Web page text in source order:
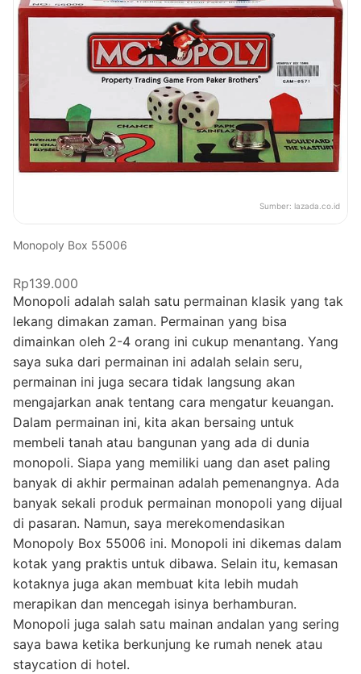
Sumber: lazada.co.id
Monopoly Box 55006
Rp139.000
Monopoli adalah salah satu permainan klasik yang tak
lekang dimakan zaman. Permainan yang bisa
dimainkan oleh 2-4 orang ini cukup menantang. Yang
saya suka dari permainan ini adalah selain seru,
permainan ini juga secara tidak langsung akan
mengajarkan anak tentang cara mengatur keuangan.
Dalam permainan ini, kita akan bersaing untuk
membeli tanah atau bangunan yang ada di dunia
monopoli. Siapa yang memiliki uang dan aset paling
banyak di akhir permainan adalah pemenangnya. Ada
banyak sekali produk permainan monopoli yang dijual
di pasaran. Namun, saya merekomendasikan
Monopoly Box 55006 ini. Monopoli ini dikemas dalam
kotak yang praktis untuk dibawa. Selain itu, kemasan
kotaknya juga akan membuat kita lebih mudah
merapikan dan mencegah isinya berhamburan.
Monopoli juga salah satu mainan andalan yang sering
saya bawa ketika berkunjung ke rumah nenek atau
staycation di hotel.